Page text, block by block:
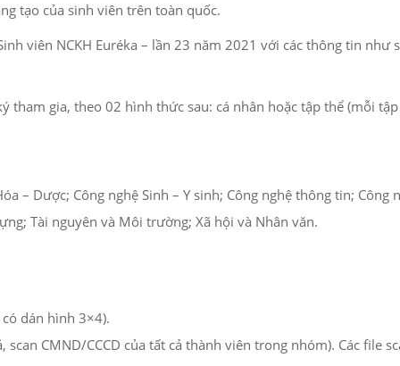
tạo của sinh viên trên toàn quốc.
viên NCKH Euréka – lần 23 năm 2021 với các thông tin như
tham gia, theo 02 hình thức sau: cá nhân hoặc tập thể (mỗi
– Dược; Công nghệ Sinh – Y sinh; Công nghệ thông tin; Công
Tài nguyên và Môi trường; Xã hội và Nhân văn.
dán hình 3×4).
CMND/CCCD của tất cả thành viên trong nhóm). Các file